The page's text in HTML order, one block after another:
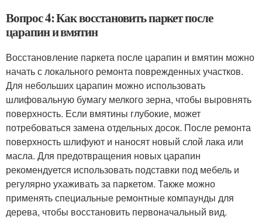
Вопрос 4: Как восстановить паркет после
царапин и вмятин
Восстановление паркета после царапин и вмятин можно
начать с локального ремонта поврежденных участков.
Для небольших царапин можно использовать
шлифовальную бумагу мелкого зерна, чтобы выровнять
поверхность. Если вмятины глубокие, может
потребоваться замена отдельных досок. После ремонта
поверхность шлифуют и наносят новый слой лака или
масла. Для предотвращения новых царапин
рекомендуется использовать подставки под мебель и
регулярно ухаживать за паркетом. Также можно
применять специальные ремонтные компаунды для
дерева, чтобы восстановить первоначальный вид.